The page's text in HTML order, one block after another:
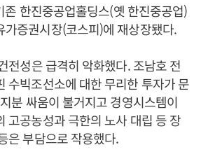
한진중공업홀딩스(옛 한진중공업)
가증권시장(코스피)에 재상장됐다.
전성은 급격히 악화했다. 조남호 전
수빅조선소에 대한 무리한 투자가 문
분 싸움이 불거지고 경영시스템이
고공농성과 극한의 노사 대립 등 장
은 부담으로 작용했다.